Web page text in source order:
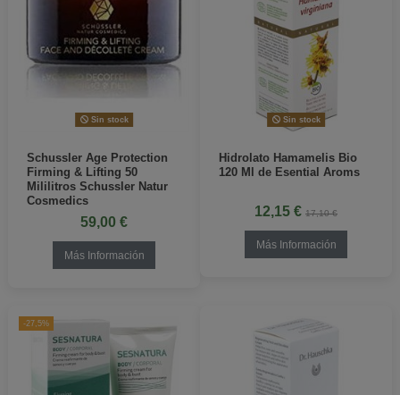
Sin stock
Schussler Age Protection
Firming & Lifting 50
Mililitros Schussler Natur
Cosmedics
59,00 €
Más Información
Sin stock
Hidrolato Hamamelis Bio
120 Ml de Esential Aroms
12,15 € 17,10 €
Más Información
-27,5%